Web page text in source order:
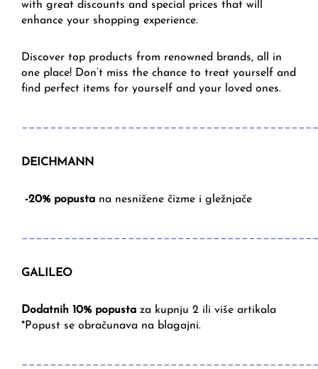
with great discounts and special prices that will
enhance your shopping experience.
Discover top products from renowned brands, all in
one place! Don’t miss the chance to treat yourself and
find perfect items for yourself and your loved ones.
DEICHMANN
-20% popusta na nesnižene čizme i gležnjače
GALILEO
Dodatnih 10% popusta za kupnju 2 ili više artikala
*Popust se obračunava na blagajni.